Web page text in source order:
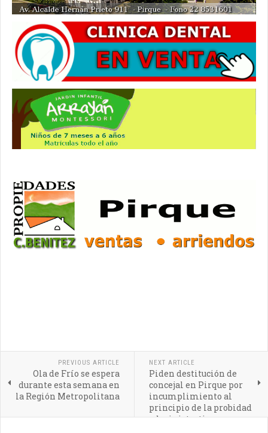
PREVIOUS ARTICLE
Ola de Frío se espera
durante esta semana en
la Región Metropolitana
NEXT ARTICLE
Piden destitución de
concejal en Pirque por
incumplimiento al
principio de la probidad
administrativa